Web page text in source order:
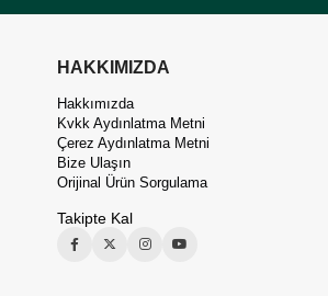
HAKKIMIZDA
Hakkımızda
Kvkk Aydınlatma Metni
Çerez Aydınlatma Metni
Bize Ulaşın
Orijinal Ürün Sorgulama
Takipte Kal